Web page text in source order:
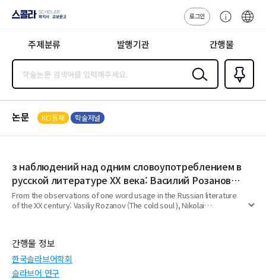
지사·교보문고
로그인
센
주제분류 발행기관 간행물
검색
즐겨찾
기0
논문 KCI등재 학술저널
з наблюдений над одним словоупотреблением в
русской литературе ХХ века: Василий Розанов
(《Душа озябла》), Николай Заболоцкий
(《Живая душа》), Николай Рубцов (《Светлая
From the observations of one word usage in the Russian literature
of the ХХ century: Vasiliy Rozanov (The cold soul ), Nikolai
간행물 정보
한국슬라브어학회
슬라브어 연구